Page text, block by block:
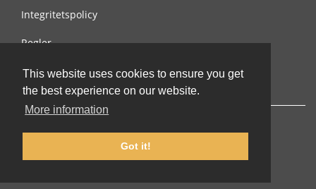
This website uses cookies to ensure you get
the best experience on our website.
More information
Got it!
Integritetspolicy
Regler
Kontakta oss
© 2002-2026 lernu.net |Impressum